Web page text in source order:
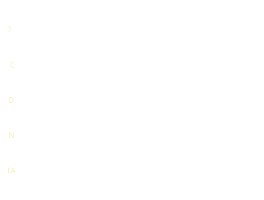
?
C
O
N
TA